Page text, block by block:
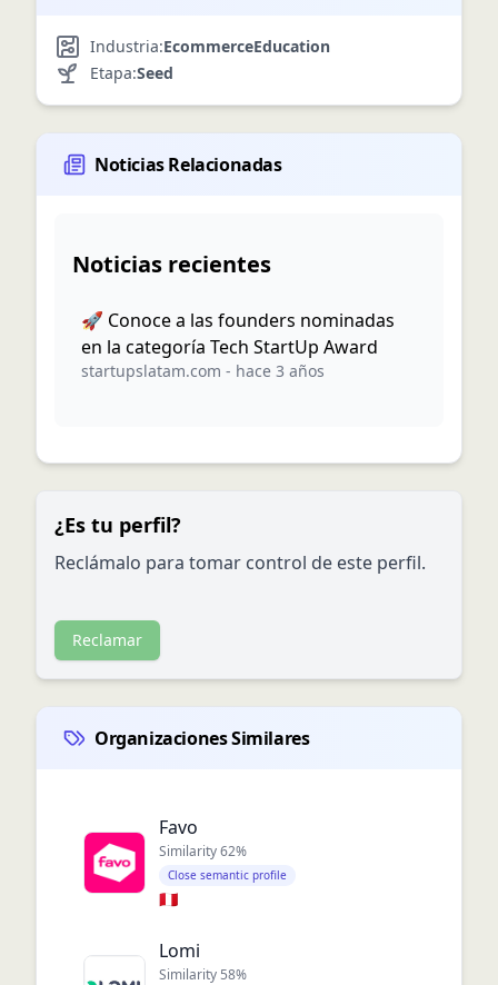
Industria:EcommerceEducation
Etapa:Seed
Noticias Relacionadas
Noticias recientes
🚀 Conoce a las founders nominadas
en la categoría Tech StartUp Award
startupslatam.com - hace 3 años
¿Es tu perfil?
Reclámalo para tomar control de este perfil.
Reclamar
Organizaciones Similares
Favo
Similarity62%
Close semantic profile
🇵🇪
Lomi
Similarity 58%